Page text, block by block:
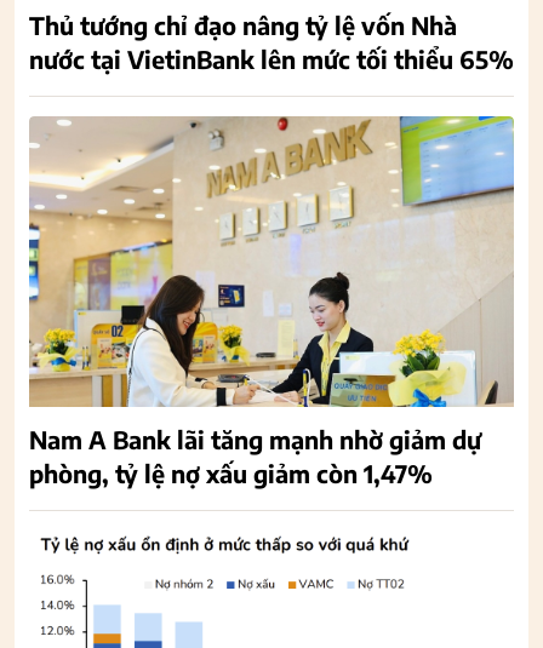
Thủ tướng chỉ đạo nâng tỷ lệ vốn Nhà
nước tại VietinBank lên mức tối thiểu 65%
Nam A Bank lãi tăng mạnh nhờ giảm dự
phòng, tỷ lệ nợ xấu giảm còn 1,47%